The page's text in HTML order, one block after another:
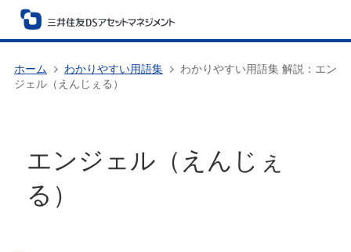
ホーム わかりやすい用語集
わかりやすい用語集 解説：エン
ジェル（えんじぇる）
エンジェル（えんじぇ
る）